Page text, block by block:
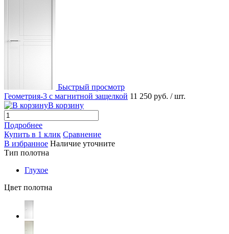
Быстрый просмотр
Геометрия-3 с магнитной защелкой 11 250 руб. / шт.
В корзину
Подробнее
Купить в 1 клик Сравнение
В избранное Наличие уточните
Тип полотна
Глухое
Цвет полотна